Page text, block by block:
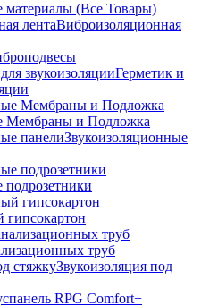
материалы (Все Товары)
Виброизоляционная
Герметик и
Мембраны и Подложка
Звукоизоляционные
подрозетники
гипсокартон
труб
Звукоизоляция под